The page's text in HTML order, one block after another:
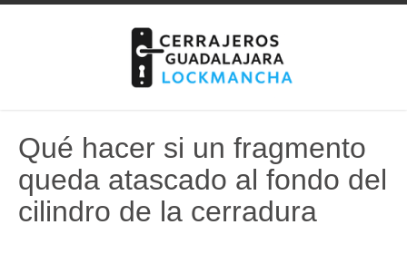
Qué hacer si un fragmento
queda atascado al fondo del
cilindro de la cerradura